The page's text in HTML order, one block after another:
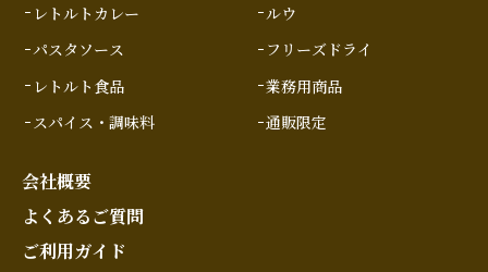
レトルトカレー
パスタソース
レトルト食品
スパイス・調味料
ルウ
フリーズドライ
業務用商品
通販限定
会社概要
よくあるご質問
ご利用ガイド